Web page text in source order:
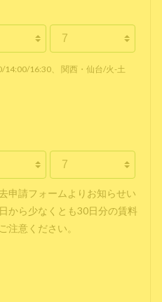
16:30、 関西・仙台/火-土
申請フォームよりお知らせい
から少なくとも30日分の賃料
注意ください。